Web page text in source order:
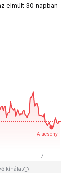
elmúlt 30 napban
kínálat